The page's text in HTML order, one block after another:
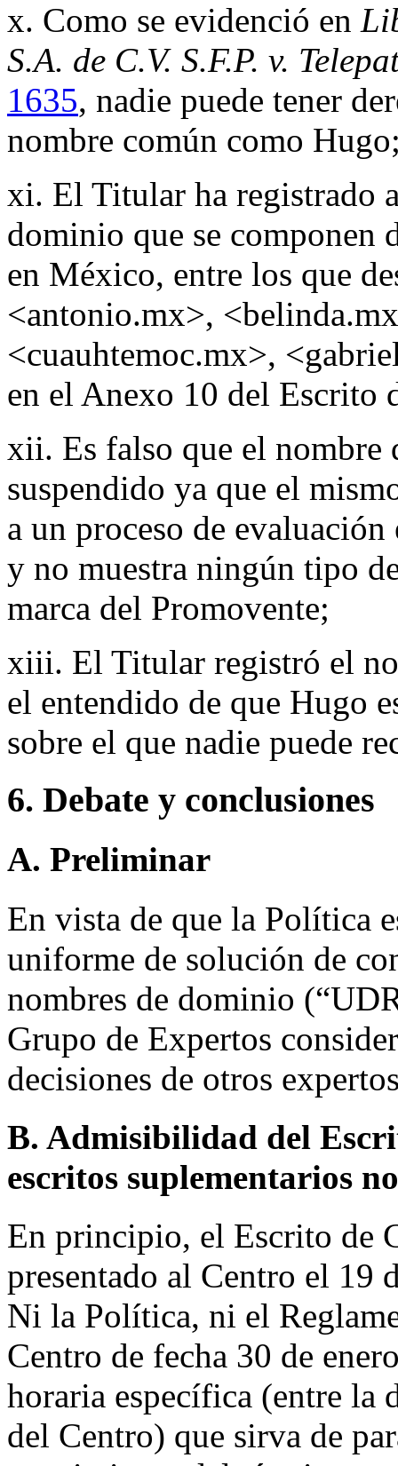
x. Como se evidenció en
S.A. de C.V. S.F.P. v.
1635, nadie puede tener
nombre común como
xi. El Titular ha registrado
dominio que se componen
en México, entre los que
<antonio.mx>,
<cuauhtemoc.mx>,
en el Anexo 10 del Escrito
xii. Es falso que el nombre
suspendido ya que el
a un proceso de
y no muestra ningún tipo
marca del Promovente;
xiii. El Titular registró el
el entendido de que Hugo
sobre el que nadie puede
6. Debate y conclusiones
A. Preliminar
En vista de que la Política
uniforme de solución de
nombres de dominio
Grupo de Expertos
decisiones de otros
B. Admisibilidad del
escritos suplementarios
En principio, el Escrito de
presentado al Centro el 19
Ni la Política, ni el
Centro de fecha 30 de
horaria específica (entre la
del Centro) que sirva de